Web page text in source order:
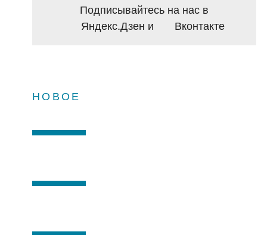
Подписывайтесь на нас в
Яндекс.Дзен и Вконтакте
НОВОЕ